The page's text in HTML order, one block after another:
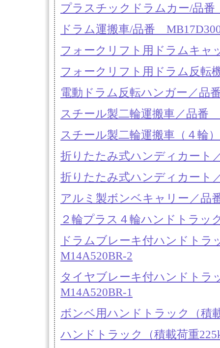
プラスチックドラムカー/品
ドラム運搬車/品番
フォークリフト用ドラムキ
フォークリフト用ドラム反転
電動ドラム反転ハンガー／品
スチール製二輪運搬車／品番
スチール製二輪運搬車（４輪
折りたたみ式ハンディカート
折りたたみ式ハンディカート
アルミ製ボンベキャリー／品
２輪プラス４輪ハンドトラッ
ドラムブレーキ付ハンドト
M14A520BR-2
タイヤブレーキ付ハンドト
M14A520BR-1
ボンベ用ハンドトラック（積
ハンドトラック（積載荷重